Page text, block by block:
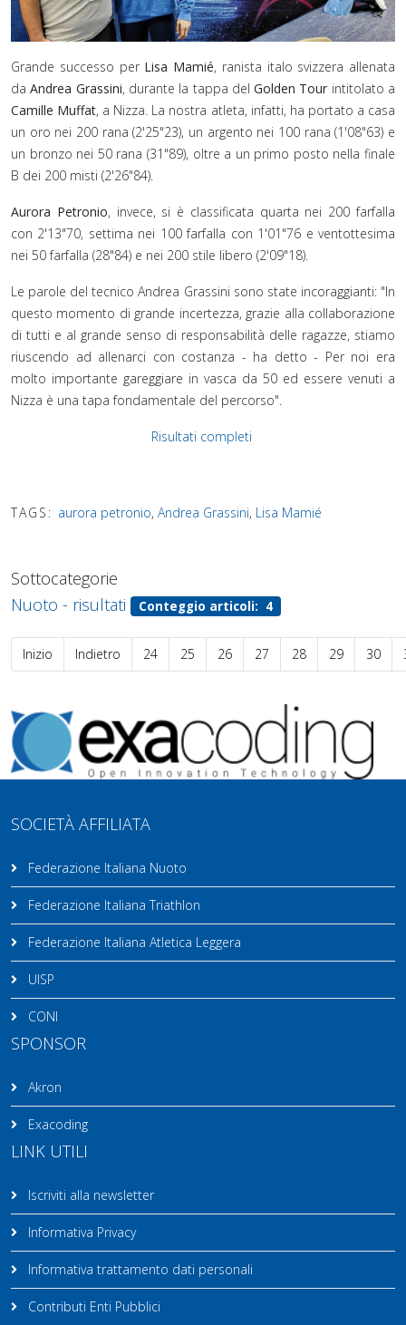
Grande successo per Lisa Mamié, ranista italo svizzera allenata
da Andrea Grassini, durante la tappa delGolden Tour intitolato a
Camille Muffat, a Nizza. La nostra atleta, infatti, ha portato a casa
un oro nei 200 rana (2'25"23), un argento nei 100 rana (1'08"63) e
un bronzo nei 50 rana (31"89), oltre a un primo posto nella finale
B dei 200 misti (2'26"84).
Aurora Petronio, invece, si è classificata quarta nei 200 farfalla
con 2'13"70, settima nei 100 farfalla con 1'01"76 e ventottesima
nei 50 farfalla (28"84) e nei 200 stile libero (2'09"18).
Le parole del tecnico Andrea Grassini sono state incoraggianti: "In
questo momento di grande incertezza, grazie alla collaborazione
di tutti e al grande senso di responsabilità delle ragazze, stiamo
riuscendo ad allenarci con costanza - ha detto - Per noi era
molto importante gareggiare in vasca da 50 ed essere venuti a
Nizza è una tapa fondamentale del percorso"⁣.
Risultati completi
TAGS: aurora petronio, Andrea Grassini, Lisa Mamié
Sottocategorie
Nuoto - risultati
Conteggio articoli: 4
Inizio Indietro 24 25 26 27 28 29 30
SOCIETÀ AFFILIATA
Federazione Italiana Nuoto
Federazione Italiana Triathlon
Federazione Italiana Atletica Leggera
UISP
CONI
SPONSOR
Akron
Exacoding
LINK UTILI
Iscriviti alla newsletter
Informativa Privacy
Informativa trattamento dati personali
Contributi Enti Pubblici